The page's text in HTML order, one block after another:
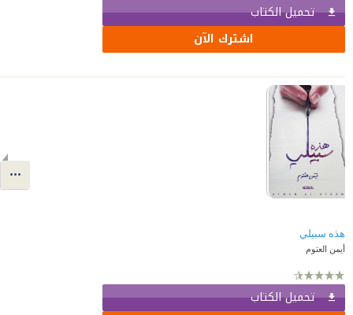
تحميل الكتاب
اشترك الآن
هذه سبيلي
أيمن العتوم
تحميل الكتاب